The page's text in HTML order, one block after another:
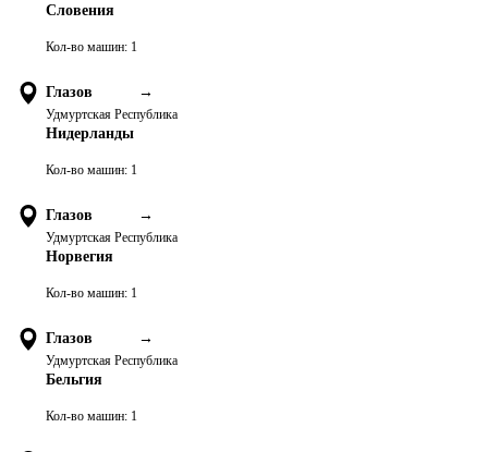
Словения
Кол-во машин: 1
Глазов →
Удмуртская Республика
Нидерланды
Кол-во машин: 1
Глазов →
Удмуртская Республика
Норвегия
Кол-во машин: 1
Глазов →
Удмуртская Республика
Бельгия
Кол-во машин: 1